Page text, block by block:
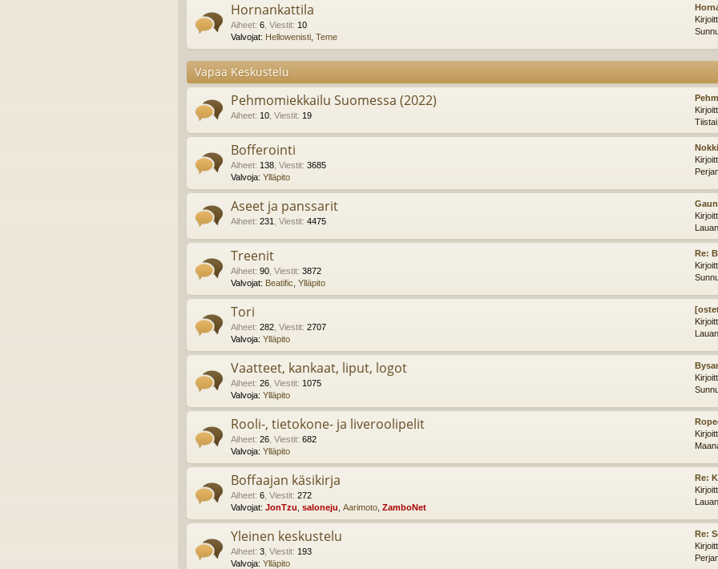
Hornankattila
Aiheet: 6 Viestit: 10
Valvojat: Hellowenisti Teme
Vapaa Keskustelu
Pehmomiekkailu Suomessa (2022)
Aiheet: 10 Viestit: 19
Bofferointi
Aiheet: 138 Viestit: 3685
Valvoja: Ylläpito
Aseet ja panssarit
Aiheet: 231 Viestit: 4475
Treenit
Aiheet: 90 Viestit: 3872
Valvojat: Beatific Ylläpito
Re:
Tori
Aiheet: 282 Viestit: 2707
Valvoja: Ylläpito
Vaatteet, kankaat, liput, logot
Aiheet: 26 Viestit: 1075
Valvoja: Ylläpito
Rooli-, tietokone- ja liveroolipelit
Aiheet: 26 Viestit: 682
Valvoja: Ylläpito
Boffaajan käsikirja
Aiheet: 6 Viestit: 272
Valvojat: JonTzu saloneju Aarimoto ZamboNet
Re:
Yleinen keskustelu
Aiheet: 3 Viestit: 193
Valvoja: Ylläpito
Re: